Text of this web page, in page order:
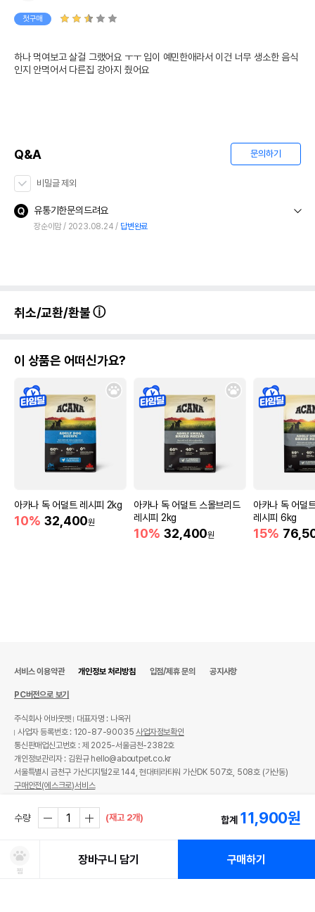
첫구매
하나 먹여보고 살걸 그랬어요 ㅜㅜ 입이 예민한애라서 이건 너무 생소한 음식
인지 안먹어서 다른집 강아지 줬어요
Q&A 문의하기
비밀글 제외
유통기한문의드려요
장순이맘 2023.08.24 답변완료
취소/교환/환불
이 상품은 어떠신가요?
아카나 독 어덜트 레시피 2kg
10% 32,400원
아카나 독 어덜트 스몰브리드
레시피 2kg
10% 32,400원
아카나 독 어덜
레시피 6kg
15%
수량 (재고 2개) 합계 11,900원
찜
장바구니 담기 구매하기
서비스 이용약관 개인정보 처리방침 입점/제휴 문의 공지사항
PC버전으로 보기
주식회사 어바웃펫
대표자명 : 나옥귀
사업자 등록번호 : 120-87-90035사업자정보확인
통신판매업신고번호 : 제 2025-서울금천-2382호
개인정보관리자 : 김원규 hello@aboutpet.co.kr
서울특별시 금천구 가산디지털2로 144, 현대테라타워 가산DK 507호, 508호 (가산동)
구매안전(에스크로)서비스